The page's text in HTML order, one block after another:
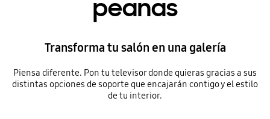
peanas
Transforma tu salón en una galería
Piensa diferente. Pon tu televisor donde quieras gracias a sus
distintas opciones de soporte que encajarán contigo y el estilo
de tu interior.